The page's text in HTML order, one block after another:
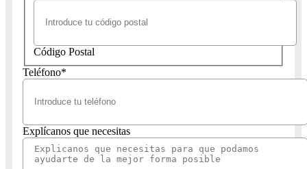
Código Postal
Teléfono*
Explícanos que necesitas